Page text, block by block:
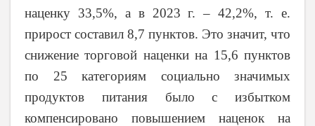
наценку 33,5%, а в 2023 г. – 42,2%, т. е.
прирост составил 8,7 пунктов. Это значит, что
снижение торговой наценки на 15,6 пунктов
по 25 категориям социально значимых
продуктов питания было с избытком
компенсировано повышением наценок на